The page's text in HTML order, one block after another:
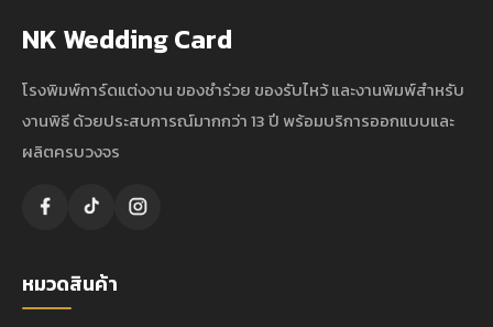
NK Wedding Card
โรงพิมพ์การ์ดแต่งงาน ของชำร่วย ของรับไหว้ และงานพิมพ์สำหรับ
งานพิธี ด้วยประสบการณ์มากกว่า 13 ปี พร้อมบริการออกแบบและ
ผลิตครบวงจร
หมวดสินค้า